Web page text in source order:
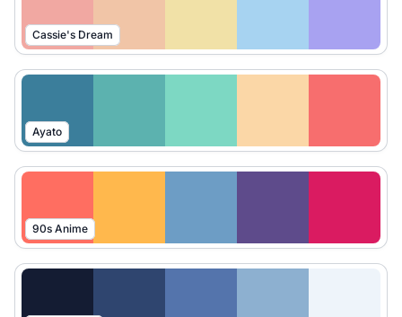
Cassie's Dream
Ayato
90s Anime